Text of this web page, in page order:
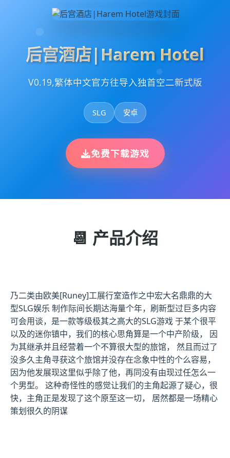
后宫酒店|Harem Hotel
V0.19,繁体中文官方往导入独首空二新式版
SLG 安卓
免费下载游戏
📆 产品介绍
乃二类由欧美[Runey]工展行室造作之中宏大名鼎鼎的大
型SLG娱乐 制作际间长期达海量个年，刷新型过巨多内容
可会用谈，是一款等级极其之高大的SLG游戏 于某个很平
以及的迷你镇中，我们的核心思角算是一个中产阶级， 因
为其继承并且经营着一个不算很大型的旅馆， 然且而过了
没多久主角寻获这个旅馆并没存在念象中性的个么容易，
因为他发展现这里似乎除了他，再同没有由现过任怎么一
个男型。 这种奇怪性的感觉让我们的主角起源了疑心，很
快，主角正是发现了这个原至这一切， 居然都是一场精心
策划很久的阴谋